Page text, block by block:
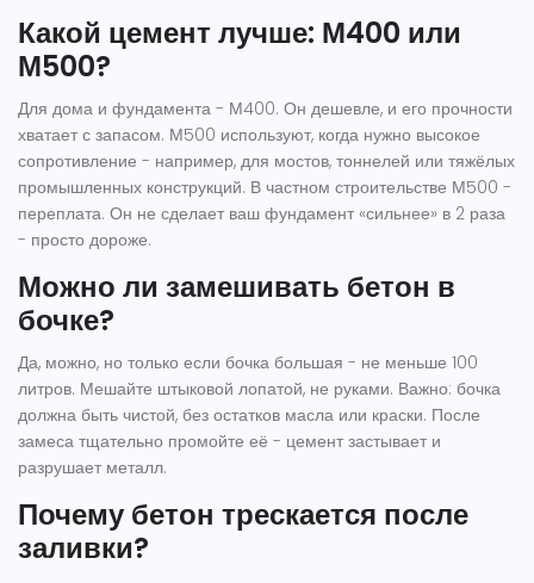
Какой цемент лучше: М400 или
М500?
Для дома и фундамента - М400. Он дешевле, и его прочности
хватает с запасом. М500 используют, когда нужно высокое
сопротивление - например, для мостов, тоннелей или тяжёлых
промышленных конструкций. В частном строительстве М500 -
переплата. Он не сделает ваш фундамент «сильнее» в 2 раза
- просто дороже.
Можно ли замешивать бетон в
бочке?
Да, можно, но только если бочка большая - не меньше 100
литров. Мешайте штыковой лопатой, не руками. Важно: бочка
должна быть чистой, без остатков масла или краски. После
замеса тщательно промойте её - цемент застывает и
разрушает металл.
Почему бетон трескается после
заливки?